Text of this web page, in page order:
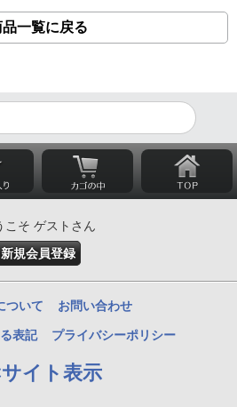
品一覧に戻る
こそ ゲストさん
新規会員登録
ついて お問い合わせ
表記 プライバシーポリシー
イト表示